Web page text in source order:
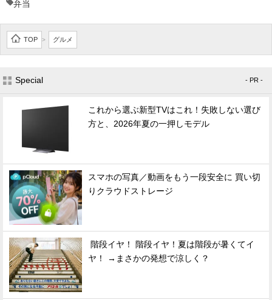
弁当
TOP > グルメ
Special - PR -
これから選ぶ新型TVはこれ！失敗しない選び
方と、2026年夏の一押しモデル
スマホの写真／動画をもう一段安全に 買い切
りクラウドストレージ
階段イヤ！ 階段イヤ！夏は階段が暑くてイ
ヤ！ →まさかの発想で涼しく？